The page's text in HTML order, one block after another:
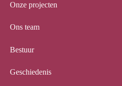
Onze projecten
Ons team
Bestuur
Geschiedenis